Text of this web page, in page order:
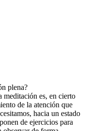
plena?
meditación es, en cierto
de la atención que
hacia un estado
de ejercicios para